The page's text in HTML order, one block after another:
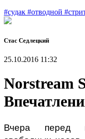
#судак #отводной
Стас Седлецкий
25.10.2016 11:32
Norstream
Вчера перед